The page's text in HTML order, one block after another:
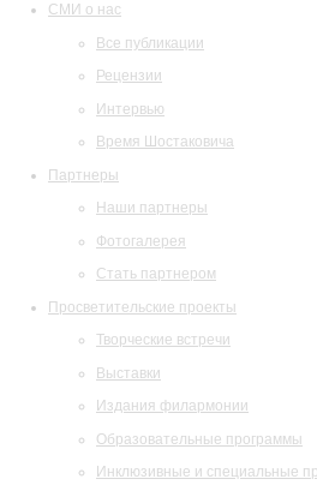
СМИ о нас
Все публикации
Рецензии
Интервью
Время Шостаковича
Партнеры
Наши партнеры
Фотогалерея
Стать партнером
Просветительские проекты
Творческие встречи
Выставки
Издания филармонии
Образовательные программы
Инклюзивные и специальные